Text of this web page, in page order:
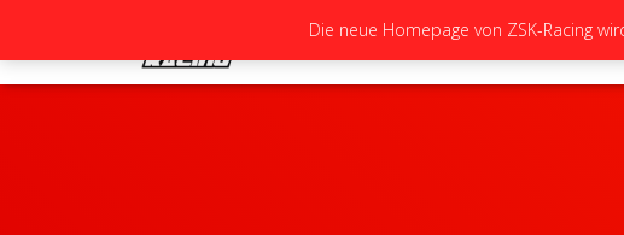
Die neue Homepage von ZSK-Racing